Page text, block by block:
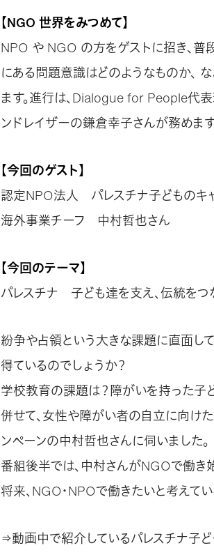
【NGO 世界をみつめて】
NPO や NGO の方をゲストに招き、普
にある問題意識はどのようなものか、
ます。進行は、Dialogue for People代
ンドレイザーの鎌倉幸子さんが務めます
【今回のゲスト】
認定NPO法人 パレスチナ子どものキ
海外事業チーフ 中村哲也さん
【今回のテーマ】
パレスチナ 子ども達を支え、伝統をつ
紛争や占領という大きな課題に直面し
得ているのでしょうか？
学校教育の課題は？障がいを持った子
併せて、女性や障がい者の自立に向け
ンペーンの中村哲也さんに伺いました。
番組後半では、中村さんがNGOで働き
将来、NGO・NPOで働きたいと考えて
⇒動画中で紹介しているパレスチナ子